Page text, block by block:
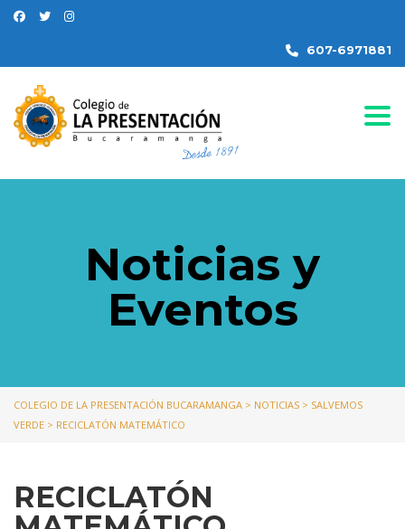
607-6971881
Noticias y
Eventos
COLEGIO DE LA PRESENTACIÓN BUCARAMANGA > NOTICIAS > SALVEMOS
VERDE > RECICLATÓN MATEMÁTICO
RECICLATÓN